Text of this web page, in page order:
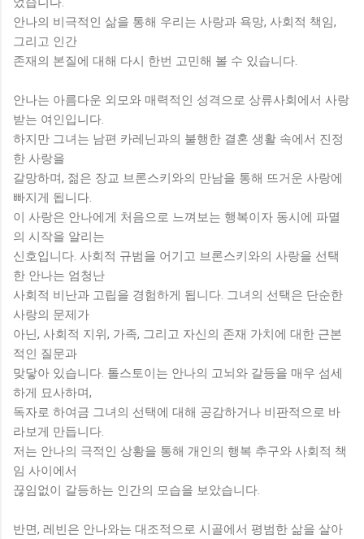
안나의 비극적인 삶을 통해 우리는 사랑과 욕망, 사회적 책임,
그리고 인간
존재의 본질에 대해 다시 한번 고민해 볼 수 있습니다.
안나는 아름다운 외모와 매력적인 성격으로 상류사회에서 사랑
받는 여인입니다.
하지만 그녀는 남편 카레닌과의 불행한 결혼 생활 속에서 진정
한 사랑을
갈망하며, 젊은 장교 브론스키와의 만남을 통해 뜨거운 사랑에
빠지게 됩니다.
이 사랑은 안나에게 처음으로 느껴보는 행복이자 동시에 파멸
의 시작을 알리는
신호입니다. 사회적 규범을 어기고 브론스키와의 사랑을 선택
한 안나는 엄청난
사회적 비난과 고립을 경험하게 됩니다. 그녀의 선택은 단순한
사랑의 문제가
아닌, 사회적 지위, 가족, 그리고 자신의 존재 가치에 대한 근본
적인 질문과
맞닿아 있습니다. 톨스토이는 안나의 고뇌와 갈등을 매우 섬세
하게 묘사하며,
독자로 하여금 그녀의 선택에 대해 공감하거나 비판적으로 바
라보게 만듭니다.
저는 안나의 극적인 상황을 통해 개인의 행복 추구와 사회적 책
임 사이에서
끊임없이 갈등하는 인간의 모습을 보았습니다.
반면, 레빈은 안나와는 대조적으로 시골에서 평범한 삶을 살아